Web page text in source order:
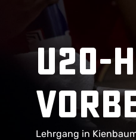
U20-
Lehrgang in